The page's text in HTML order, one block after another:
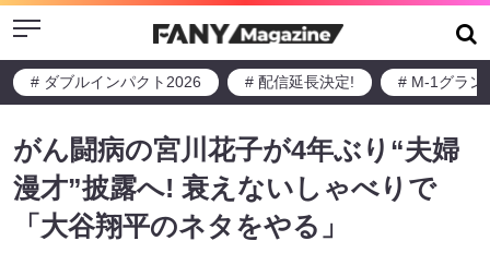
Menu
# ダブルインパクト2026 # 配信延長決定! # M-1グラン
がん闘病の宮川花子が4年ぶり“夫婦
漫才”披露へ! 衰えないしゃべりで
「大谷翔平のネタをやる」